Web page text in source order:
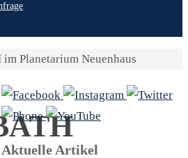
im Planetarium Neuenhaus
Aktuelle Artikel